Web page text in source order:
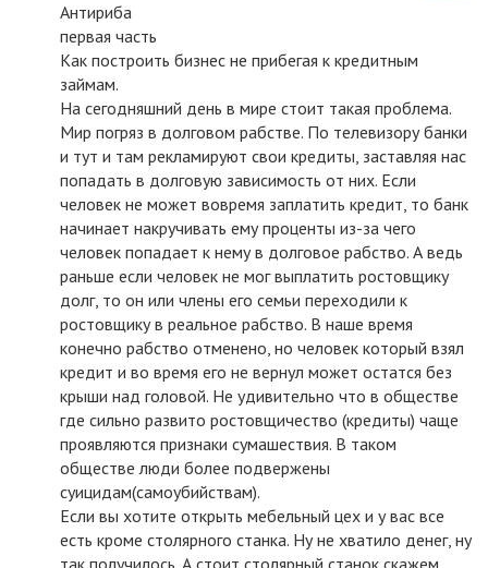
Антириба
первая часть
Как построить бизнес не прибегая к кредитным
займам.
На сегодняшний день в мире стоит такая проблема.
Мир погряз в долговом рабстве. По телевизору банки
и тут и там рекламируют свои кредиты, заставляя нас
попадать в долговую зависимость от них. Если
человек не может вовремя заплатить кредит, то банк
начинает накручивать ему проценты из-за чего
человек попадает к нему в долговое рабство. А ведь
раньше если человек не мог выплатить ростовщику
долг, то он или члены его семьи переходили к
ростовщику в реальное рабство. В наше время
конечно рабство отменено, но человек который взял
кредит и во время его не вернул может остатся без
крыши над головой. Не удивительно что в обществе
где сильно развито ростовщичество (кредиты) чаще
проявляются признаки сумашествия. В таком
обществе люди более подвержены
суицидам(самоубийствам).
Если вы хотите открыть мебельный цех и у вас все
есть кроме столярного станка. Ну не хватило денег, ну